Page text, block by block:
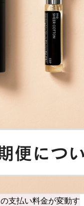
支払い料金が変動す